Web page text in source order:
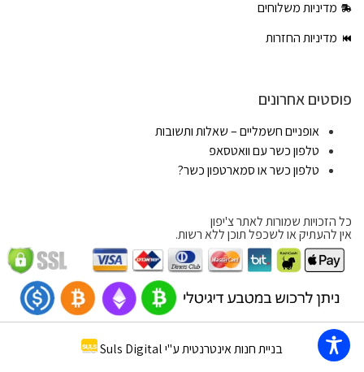
מדיניות משלוחים
מדיניות החזרות
פוסטים אחרונים
אופניים חשמליים – שאלות ותשובות
טלפון כשר עם וואטסאפ
טלפון כשר או סמארטפון כשר?
כל הזכויות שמורות לאתר צ'יפון
אין להעתיק או לשכפל תוכן ללא רשות.
בניית חנות אינטרנטית ע"י Suls Digital